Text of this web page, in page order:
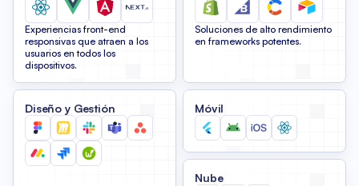
Experiencias front-end
responsivas que atraen a los
usuarios en todos los
dispositivos.
Soluciones de alto rendimiento
en frameworks potentes.
Diseño y Gestión Móvil
Nube